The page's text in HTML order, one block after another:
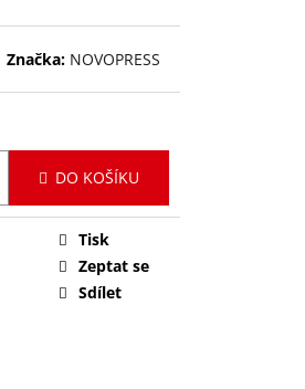
Značka: NOVOPRESS
DO KOŠÍKU
Tisk
Zeptat se
Sdílet